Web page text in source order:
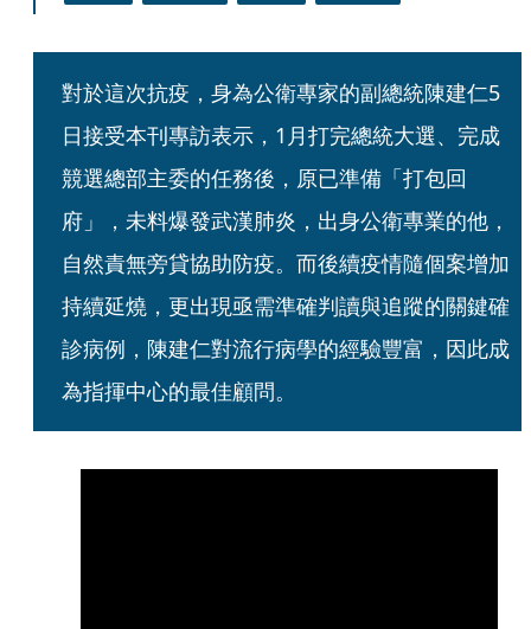
對於這次抗疫，身為公衛專家的副總統陳建仁5
日接受本刊專訪表示，1月打完總統大選、完成
競選總部主委的任務後，原已準備「打包回
府」，未料爆發武漢肺炎，出身公衛專業的他，
自然責無旁貸協助防疫。而後續疫情隨個案增加
持續延燒，更出現亟需準確判讀與追蹤的關鍵確
診病例，陳建仁對流行病學的經驗豐富，因此成
為指揮中心的最佳顧問。